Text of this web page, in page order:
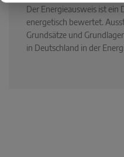
Der Energieausweis ist ein
energetisch bewertet.
Grundsätze und
in Deutschland in der